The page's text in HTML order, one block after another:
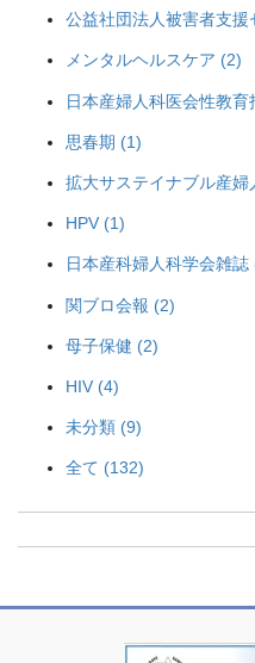
公益社団法人被害者支
メンタルヘルスケア (2)
日本産婦人科医会性教
思春期 (1)
拡大サステイナブル産
HPV (1)
日本産科婦人科学会雑誌
関ブロ会報 (2)
母子保健 (2)
HIV (4)
未分類 (9)
全て (132)